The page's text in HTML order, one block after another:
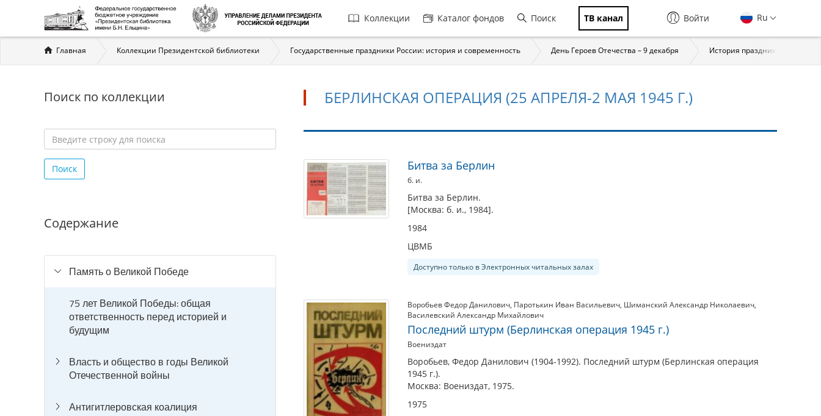
Главная
навигация
Коллекции Каталог фондов Поиск ТВ канал Ru
Войти
Вы
здесь
Главная Коллекции Президентской библиотеки Государственные праздники России: история и современность День Героев Отечества – 9 декабря История праздника
Поиск по коллекции
строку
для
Поиск
Содержание
Память о Великой Победе
75 лет Великой Победы: общая
ответственность перед историей и
будущим
Власть и общество в годы Великой
Отечественной войны
Антигитлеровская коалиция
БЕРЛИНСКАЯ ОПЕРАЦИЯ (25 АПРЕЛЯ-2 МАЯ 1945 Г.)
Берлинская
операция
(25
апреля-2
Битва за Берлин
б. и.
Битва за Берлин.
[Москва: б. и., 1984].
1984
ЦВМБ
Доступно только в Электронных читальных залах
Воробьев Федор Данилович, Паротькин Иван Васильевич, Шиманский Александр Николаевич,
Василевский Александр Михайлович
Последний штурм (Берлинская операция 1945 г.)
Воениздат
Воробьев, Федор Данилович (1904-1992). Последний штурм (Берлинская операция
1945 г.).
Москва: Воениздат, 1975.
1975